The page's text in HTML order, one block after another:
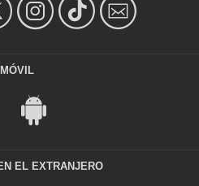
MÓVIL
EL EXTRANJERO